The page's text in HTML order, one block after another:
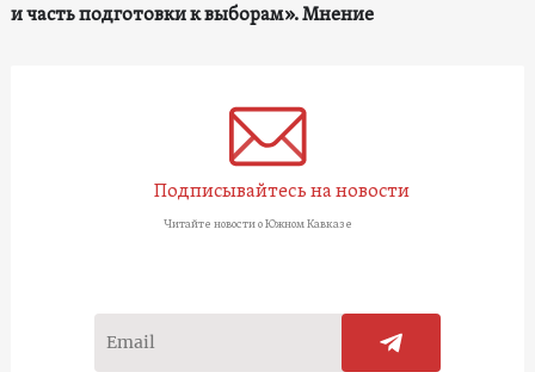
и часть подготовки к выборам». Мнение
Подписывайтесь на новости
Читайте новости о Южном Кавказе